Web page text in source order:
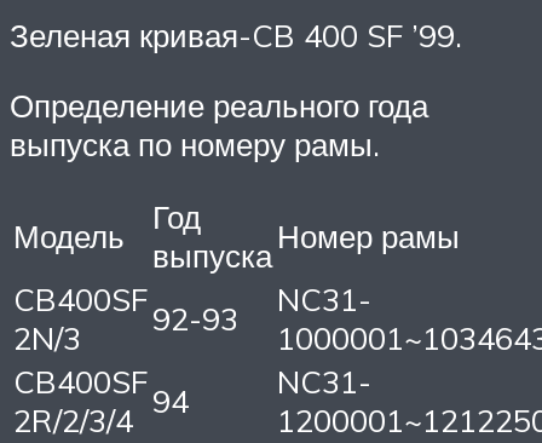
Зеленая кривая-CB 400 SF ’99.
Определение реального года
выпуска по номеру рамы.
Модель
Год
выпускаНомер рамы
CB400SF
2N/3
92-93
NC31-
CB400SF
2R/2/3/4 94
NC31-